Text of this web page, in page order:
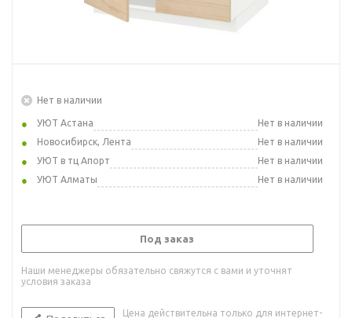
Нет в наличии
УЮТ Астана
Нет в наличии
Новосибирск, Лента
Нет в наличии
УЮТ в тц Апорт
Нет в наличии
УЮТ Алматы
Нет в наличии
Под заказ
Наши менеджеры обязательно свяжутся с вами и уточнят
условия заказа
Цена действительна только для интернет-